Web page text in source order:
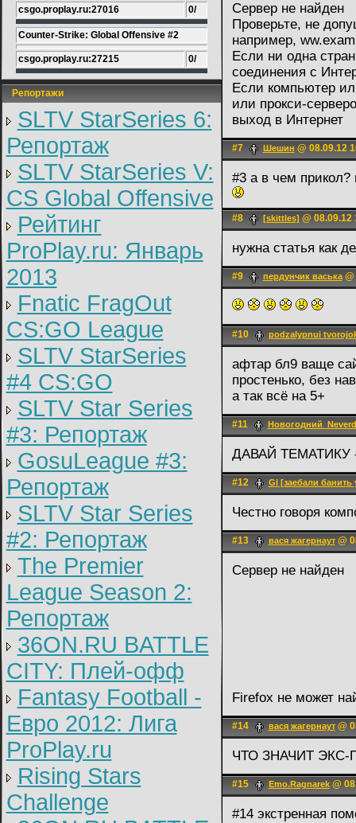
csgo.proplay.ru:27016 0/
Counter-Strike: Global Offensive #2
csgo.proplay.ru:27215 0/
Репортажи
SLTV StarSeries 6:
Репортаж
SLTV StarSeries V:
CS Global Offensive
Рейтинг
ProPlay.ru: Январь
2013
Fnatic FragOut
CS:GO League
SLTV StarSeries
#4 CS:GO
SLTV Star Series
#3: Репортаж
GosuLeague #3:
Репортаж
SLTV Star Series
#2: Репортаж
The Premier
League Season 2:
Репортаж
36ON.RU BATTLE
CITY: Плей-офф
Fantasy Football -
Евро 2012: Лига
ProPlay.ru
Rising Stars
Challenge
Сервер не найден
Проверьте, не
например,
Если ни одна
соединения с
Если компьютер
или прокси-
выход в Интернет
#7 Шешин @ 08.09.12
#3 а в чем прикол?
#8 [skittles] @ 08.09.12
нужна статья как
#9 пердунчик васька@
#10 podzalypnui
афтар бл9 ваще
простенько, без
а так всё на 5+
#11
ДАВАЙ
#12 Gl [заебали банить
Честно говоря
#13 вася жагернаут@
Сервер не найден
Firefox не может
#14 вася жагернаут@
ЧТО ЗНАЧИТ
#15 Emo.Ragnarek@
#14 экстренная